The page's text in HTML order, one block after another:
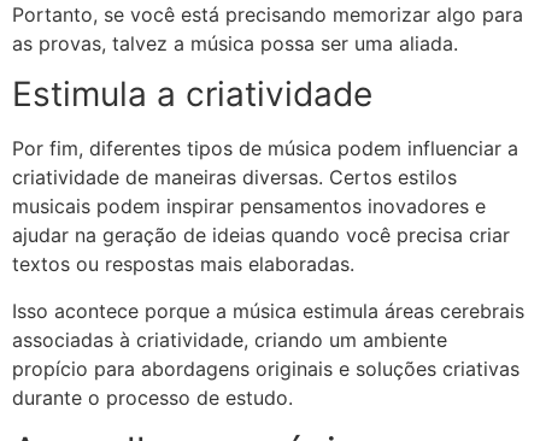
Portanto, se você está precisando memorizar algo para
as provas, talvez a música possa ser uma aliada.
Estimula a criatividade
Por fim, diferentes tipos de música podem influenciar a
criatividade de maneiras diversas. Certos estilos
musicais podem inspirar pensamentos inovadores e
ajudar na geração de ideias quando você precisa criar
textos ou respostas mais elaboradas.
Isso acontece porque a música estimula áreas cerebrais
associadas à criatividade, criando um ambiente
propício para abordagens originais e soluções criativas
durante o processo de estudo.